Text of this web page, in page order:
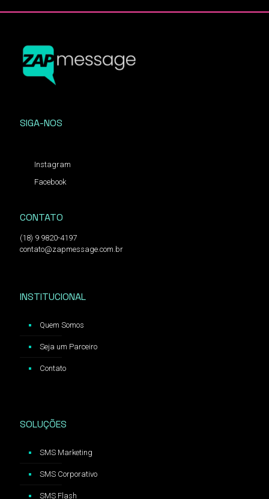
SIGA-NOS
Instagram
Facebook
CONTATO
(18) 9 9820-4197
contato@zapmessage.com.br
INSTITUCIONAL
Quem Somos
Seja um Parceiro
Contato
SOLUÇÕES
SMS Marketing
SMS Corporativo
SMS Flash